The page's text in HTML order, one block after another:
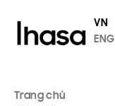
VN
ENG
Trang chủ